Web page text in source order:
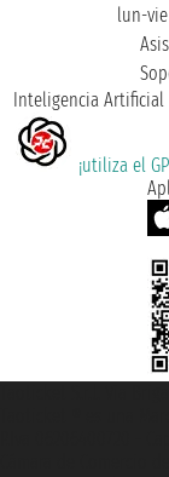
lun-vie
Inteligencia Artificial
¡utiliza el